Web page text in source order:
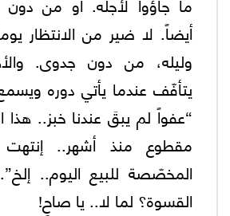
أيضاً. لا ضير من الانتظار
وليله، من دون جدوى.
يتأفّف عندما يأتي دوره
“عفواً لم يبقَ عندنا خبز.. هذا
مقطوع منذ أشهر.. إنتهت
المخصّصة للبيع اليوم..
القسوة؟ لما لا.. يا صاحِ!